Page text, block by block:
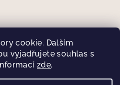
cookie. Dalším
vyjadřujete souhlas s
zde.